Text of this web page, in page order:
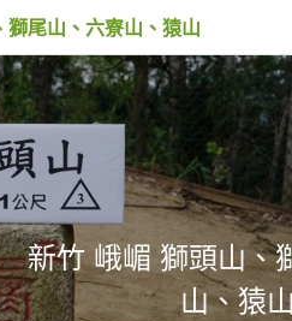
獅尾山、六寮山、猿山
新竹 峨嵋 獅頭山、
山、猿